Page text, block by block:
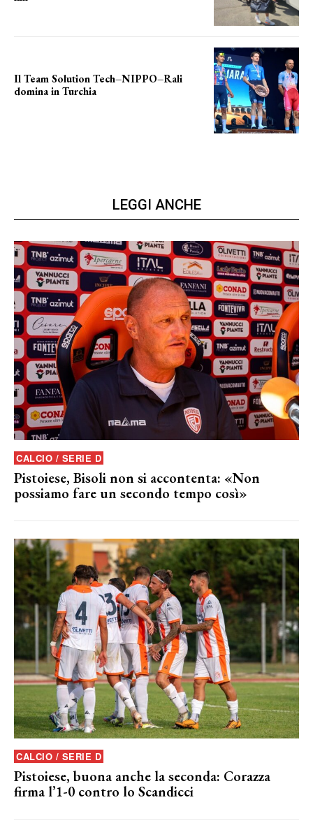
Il Team Solution Tech–NIPPO–Rali
domina in Turchia
LEGGI ANCHE
CALCIO / SERIE D
Pistoiese, Bisoli non si accontenta: «Non
possiamo fare un secondo tempo così»
CALCIO / SERIE D
Pistoiese, buona anche la seconda: Corazza
firma l’1-0 contro lo Scandicci